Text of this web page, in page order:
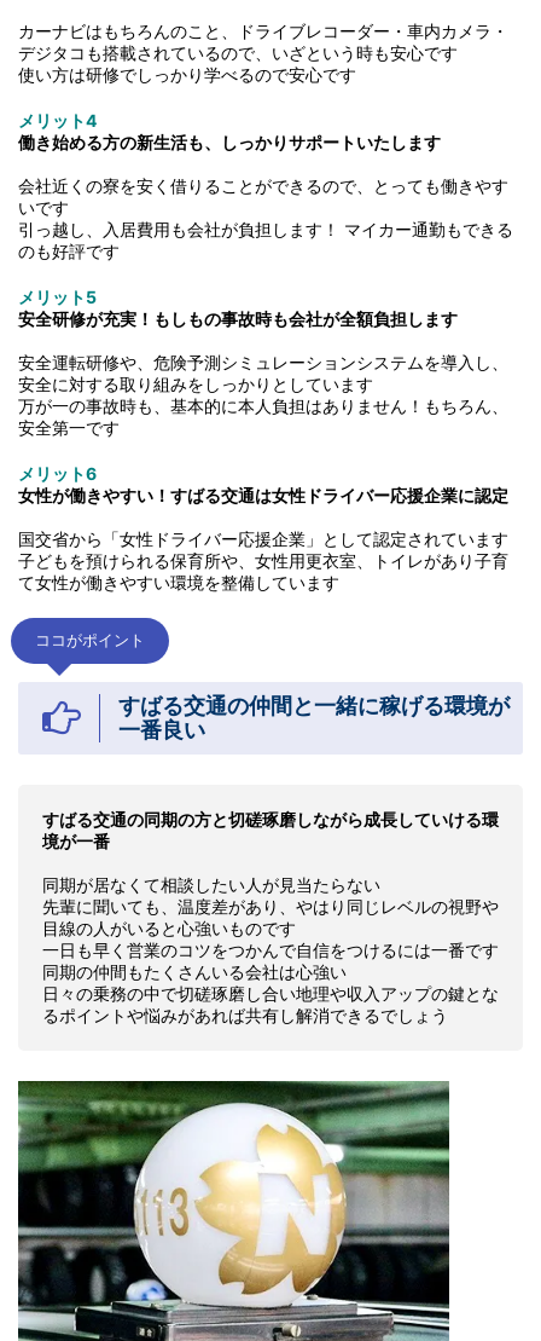
カーナビはもちろんのこと、ドライブレコーダー・車内カメラ・
デジタコも搭載されているので、いざという時も安心です
使い方は研修でしっかり学べるので安心です
メリット4
働き始める方の新生活も、しっかりサポートいたします
会社近くの寮を安く借りることができるので、とっても働きやす
いです
引っ越し、入居費用も会社が負担します！ マイカー通勤もできる
のも好評です
メリット5
安全研修が充実！もしもの事故時も会社が全額負担します
安全運転研修や、危険予測シミュレーションシステムを導入し、
安全に対する取り組みをしっかりとしています
万が一の事故時も、基本的に本人負担はありません！もちろん、
安全第一です
メリット6
女性が働きやすい！すばる交通は女性ドライバー応援企業に認定
国交省から「女性ドライバー応援企業」として認定されています
子どもを預けられる保育所や、女性用更衣室、トイレがあり子育
て女性が働きやすい環境を整備しています
ココがポイント
すばる交通の仲間と一緒に稼げる環境が
一番良い
すばる交通の同期の方と切磋琢磨しながら成長していける環
境が一番
同期が居なくて相談したい人が見当たらない
先輩に聞いても、温度差があり、やはり同じレベルの視野や
目線の人がいると心強いものです
一日も早く営業のコツをつかんで自信をつけるには一番です
同期の仲間もたくさんいる会社は心強い
日々の乗務の中で切磋琢磨し合い地理や収入アップの鍵とな
るポイントや悩みがあれば共有し解消できるでしょう